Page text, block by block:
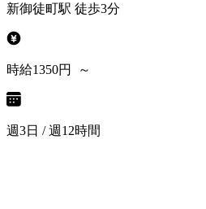
新御徒町駅 徒歩3分
時給1350円 ～
週3日 / 週12時間